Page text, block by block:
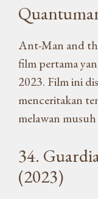
Ant-Man and
film pertama
2023. Film ini
menceritakan
melawan
34.
(2023)